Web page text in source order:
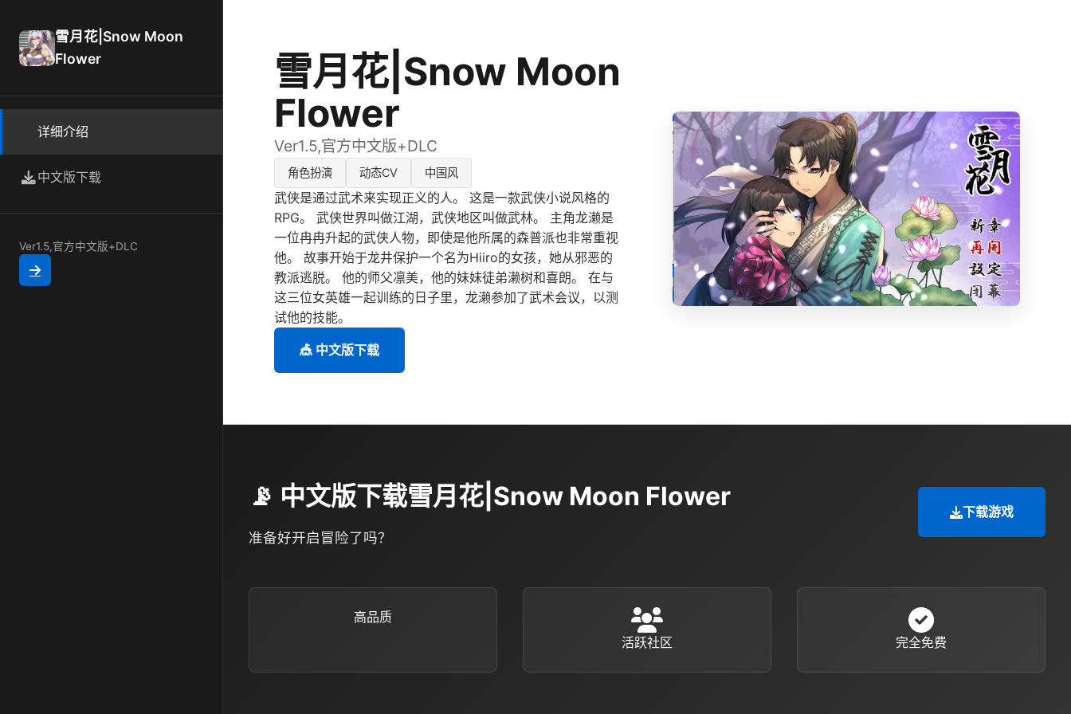
雪月花|Snow Moon
Flower
详细介绍
中文版下载
Ver1.5,官方中文版+DLC
雪月花|Snow Moon
Flower
Ver1.5,官方中文版+DLC
角色扮演 动态CV 中国风
武侠是通过武术来实现正义的人。 这是一款武侠小说风格的
RPG。 武侠世界叫做江湖，武侠地区叫做武林。 主角龙濑是
一位冉冉升起的武侠人物，即使是他所属的森普派也非常重视
他。 故事开始于龙井保护一个名为Hiiro的女孩，她从邪恶的
教派逃脱。 他的师父凛美，他的妹妹徒弟濑树和喜朗。 在与
这三位女英雄一起训练的日子里，龙濑参加了武术会议，以测
试他的技能。
🎪 中文版下载
📡 中文版下载雪月花|Snow Moon Flower
准备好开启冒险了吗？
下载游戏
高品质
活跃社区
完全免费